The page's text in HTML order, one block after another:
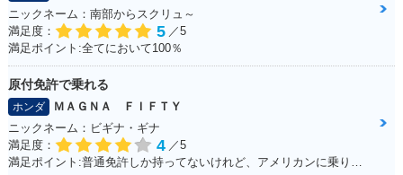
1997年 Giorno DEL
UXE・カラーチェン
ジ
1997年 Giorno・カ
ラーチェンジ
ニックネーム：南部からスクリュ～
満足度：
5 ／5
満足ポイント:全てにおいて100％
原付免許で乗れる
ホンダ
ＭＡＧＮＡ ＦＩＦＴＹ
ニックネーム：ビギナ・ギナ
満足度：
4 ／5